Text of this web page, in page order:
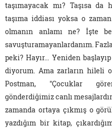
taşımayacak mı? Taşısa
taşıma iddiası yoksa o
olmanın anlamı ne? İşte
savuşturamayanlardanım.
peki? Hayır... Yeniden
diyorum. Ama zarların hileli
Postman, "Çocuklar
gönderdiğimiz canlı
zamanda ortaya çıkmış o
yazdığım bir kitap,